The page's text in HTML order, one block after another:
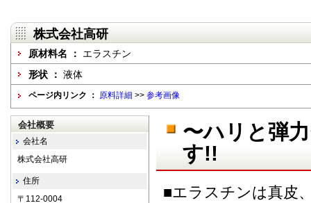
株式会社高研
原材料名 ： エラスチン
形状 ： 液体
ページ内リンク ： 原料詳細 >> 参考画像
〜ハリと弾
す!!
■エラスチンは真皮
会社概要
会社名
株式会社高研
住所
〒112-0004